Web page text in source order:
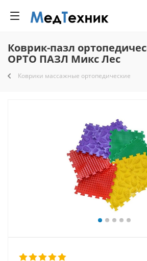
Коврик-пазл
ОРТО ПАЗЛ Микс Лес
Коврики массажные ортопедические